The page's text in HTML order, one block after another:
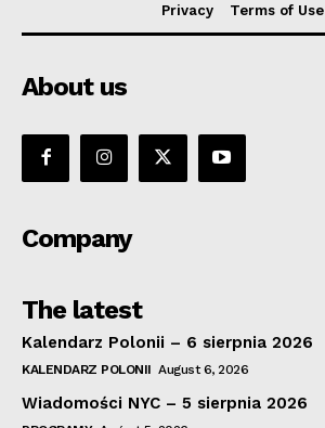
Privacy Terms of Use
About us
Company
The latest
Kalendarz Polonii – 6 sierpnia 2026
KALENDARZ POLONII August 6, 2026
Wiadomości NYC – 5 sierpnia 2026